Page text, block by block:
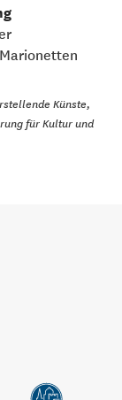
Marionetten
Künste,
für Kultur und